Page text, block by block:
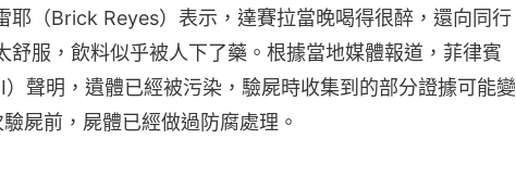
耶（Brick Reyes）表示，達賽拉當晚喝得很醉，還向同行
舒服，飲料似乎被人下了藥。根據當地媒體報道，菲律賓
聲明，遺體已經被污染，驗屍時收集到的部分證據可能變
屍前，屍體已經做過防腐處理。